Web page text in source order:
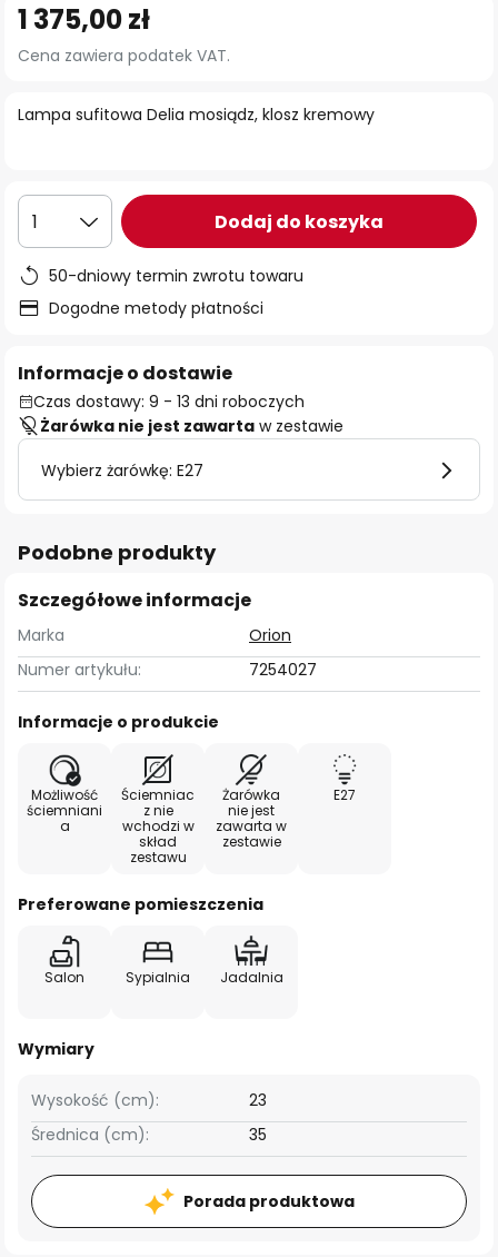
na
początek
Lampa sufitowa Delia mosiądz, klosz kremowy
1 375,00 zł
Cena zawiera podatek VAT.
1 Dodaj do koszyka
50-dniowy termin zwrotu towaru
Dogodne metody płatności
Informacje o dostawie
Czas dostawy: 9 - 13 dni roboczych
Żarówka nie jest zawarta w zestawie
Wybierz żarówkę: E27
Podobne produkty
Szczegółowe informacje
Marka
Orion
Numer artykułu:
7254027
Informacje o produkcie
Możliwość
ściemniani
a
Ściemniac
z nie
wchodzi w
skład
zestawu
Żarówka
nie jest
zawarta w
zestawie
E27
Preferowane pomieszczenia
Salon Sypialnia Jadalnia
Wymiary
Wysokość (cm):
23
Średnica (cm):
35
Porada produktowa